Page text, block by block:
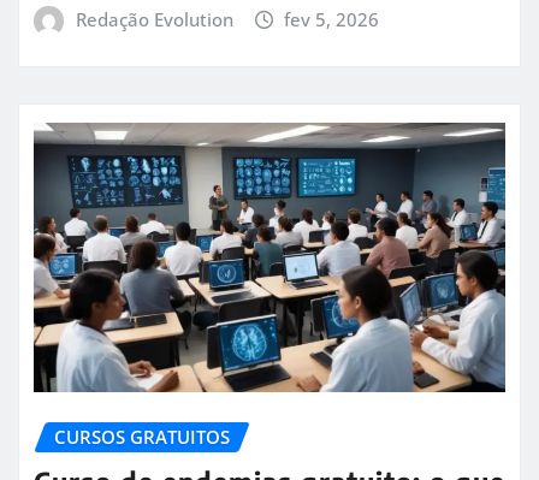
Redação Evolution fev 5, 2026
CURSOS GRATUITOS